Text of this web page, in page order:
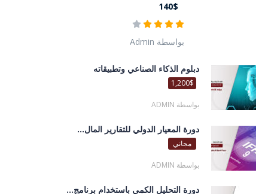
140$
بواسطة Admin
دبلوم الذكاء الصناعي وتطبيقاته
1,200$
بواسطة ADMIN
دورة المعيار الدولي للتقارير المال...
مجاني
بواسطة ADMIN
دورة التحليل الكمي باستخدام برنامج...